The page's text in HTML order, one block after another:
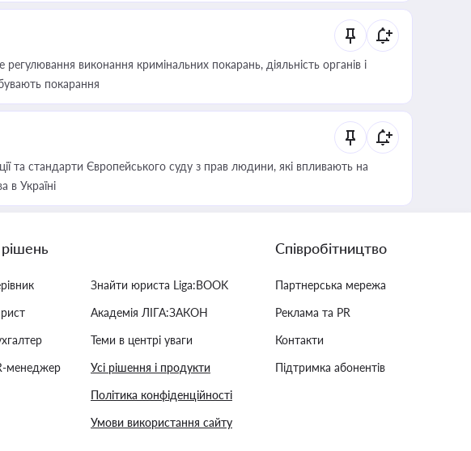
виконання кримінальних покарань, діяльність органів і
покарання
та стандарти Європейського суду з прав людини, які впливають на
в Україні
менеджер
Знайти юриста Liga:BOOK
Академія ЛІГА:ЗАКОН
Теми в центрі уваги
Усі рішення і продукти
Політика конфіденційності
Умови використання сайту
Співробітництво
Партнерська мережа
Реклама та PR
Контакти
Підтримка абонентів